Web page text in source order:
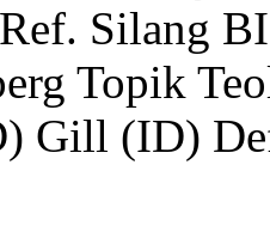
Ref. Silang
Topik
Gill (ID)